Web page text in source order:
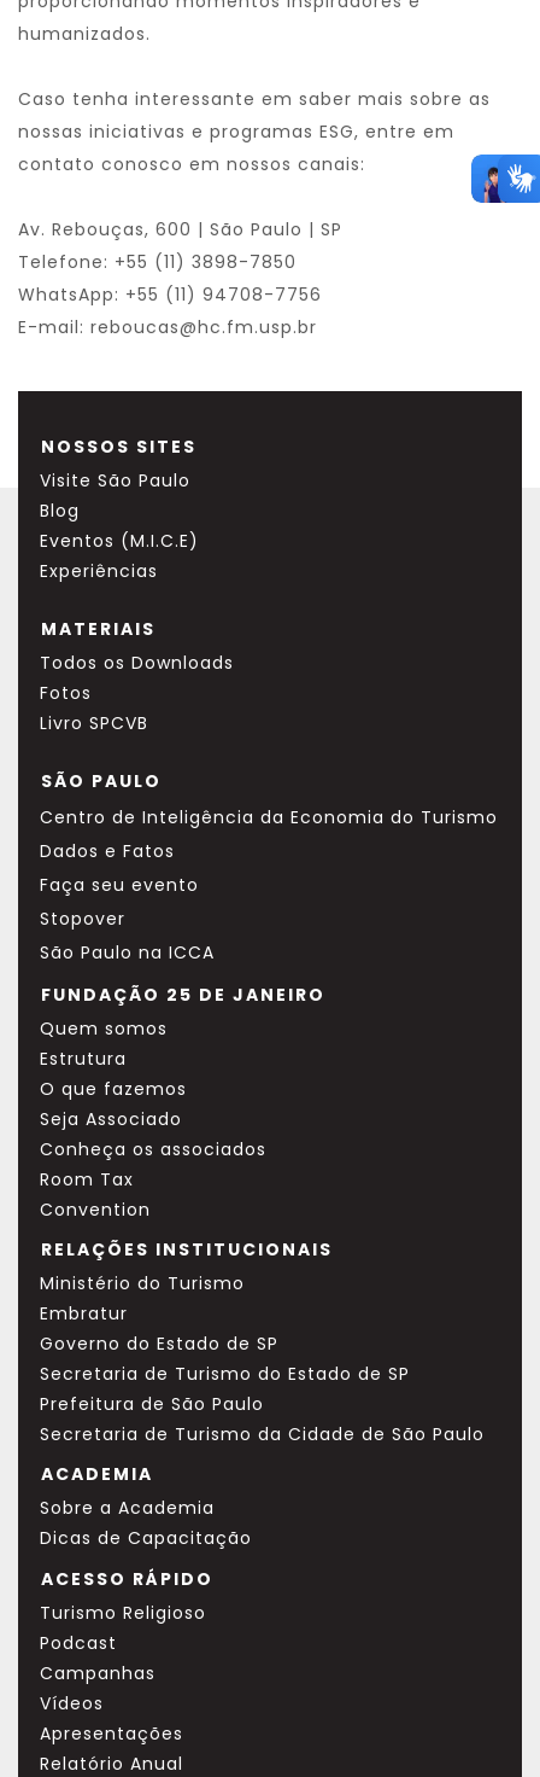
humanizados.
Caso tenha interessante em saber mais sobre as
nossas iniciativas e programas ESG, entre em
contato conosco em nossos canais:
Av. Rebouças, 600 | São Paulo | SP
Telefone: +55 (11) 3898-7850
WhatsApp: +55 (11) 94708-7756
E-mail: reboucas@hc.fm.usp.br
NOSSOS SITES
Visite São Paulo
Blog
Eventos (M.I.C.E)
Experiências
MATERIAIS
Todos os Downloads
Fotos
Livro SPCVB
SÃO PAULO
Centro de Inteligência da Economia do Turismo
Dados e Fatos
Faça seu evento
Stopover
São Paulo na ICCA
FUNDAÇÃO 25 DE JANEIRO
Quem somos
Estrutura
O que fazemos
Seja Associado
Conheça os associados
Room Tax
Convention
RELAÇÕES INSTITUCIONAIS
Ministério do Turismo
Embratur
Governo do Estado de SP
Secretaria de Turismo do Estado de SP
Prefeitura de São Paulo
Secretaria de Turismo da Cidade de São Paulo
ACADEMIA
Sobre a Academia
Dicas de Capacitação
ACESSO RÁPIDO
Turismo Religioso
Podcast
Campanhas
Vídeos
Apresentações
Relatório Anual